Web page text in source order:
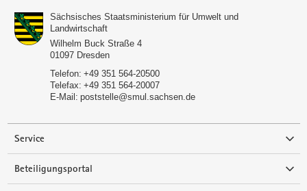
Sächsisches Staatsministerium für Umwelt und
Landwirtschaft
Wilhelm Buck Straße 4
01097 Dresden
Telefon: +49 351 564-20500
Telefax: +49 351 564-20007
E-Mail: poststelle@smul.sachsen.de
Service
Beteiligungsportal